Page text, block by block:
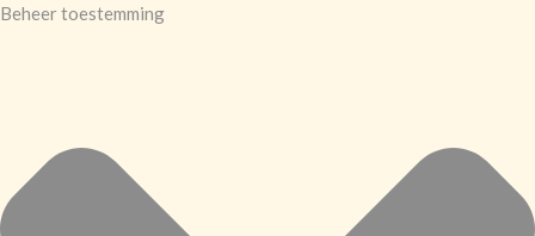
Beheer toestemming